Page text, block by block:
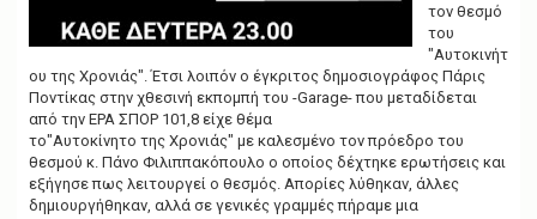
τον θεσμό
του
"Αυτοκινήτ
ου της Χρονιάς". Έτσι λοιπόν ο έγκριτος δημοσιογράφος Πάρις
Ποντίκας στην χθεσινή εκπομπή του -Garage- που μεταδίδεται
από την ΕΡΑ ΣΠΟΡ 101,8 είχε θέμα
το"Αυτοκίνητο της Χρονιάς" με καλεσμένο τον πρόεδρο του
θεσμού κ. Πάνο Φιλιππακόπουλο ο οποίος δέχτηκε ερωτήσεις και
εξήγησε πως λειτουργεί ο θεσμός. Απορίες λύθηκαν, άλλες
δημιουργήθηκαν, αλλά σε γενικές γραμμές πήραμε μια